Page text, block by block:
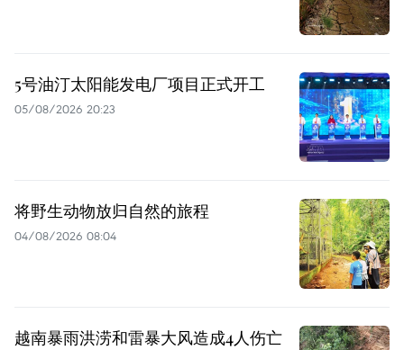
5号油汀太阳能发电厂项目正式开工
05/08/2026 20:23
将野生动物放归自然的旅程
04/08/2026 08:04
越南暴雨洪涝和雷暴大风造成4人伤亡